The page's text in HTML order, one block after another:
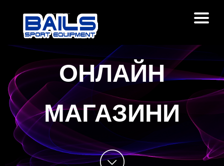
Продукти
За нас
ОНЛАЙН
МАГАЗИНИ